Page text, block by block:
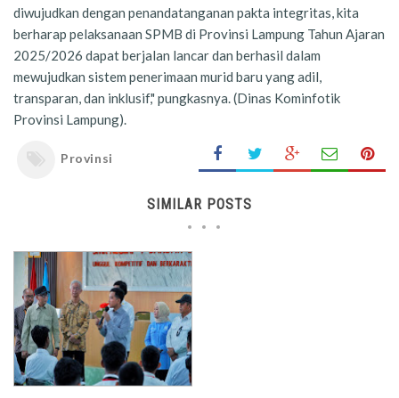
diwujudkan dengan penandatanganan pakta integritas, kita
berharap pelaksanaan SPMB di Provinsi Lampung Tahun Ajaran
2025/2026 dapat berjalan lancar dan berhasil dalam
mewujudkan sistem penerimaan murid baru yang adil,
transparan, dan inklusif," pungkasnya. (Dinas Kominfotik
Provinsi Lampung).
Provinsi
SIMILAR POSTS